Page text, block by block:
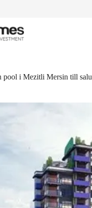
pool i Mezitli Mersin till salu